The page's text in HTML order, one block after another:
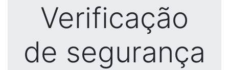
Verificação
de segurança